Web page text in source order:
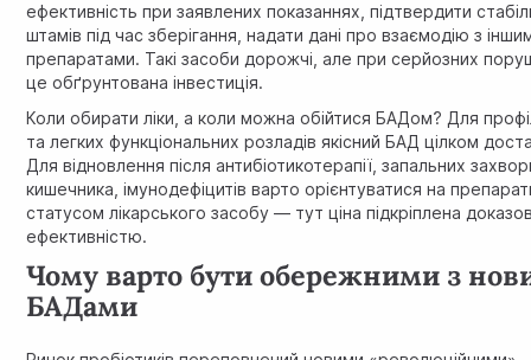
ефективність при заявлених показаннях, підтвердити
штамів під час зберігання, надати дані про взаємодію з
препаратами. Такі засоби дорожчі, але при серйозних
це обґрунтована інвестиція.
Коли обирати ліки, а коли можна обійтися БАДом? Для
та легких функціональних розладів якісний БАД цілком
Для відновлення після антибіотикотерапії, запальних
кишечника, імунодефіцитів варто орієнтуватися на
статусом лікарського засобу — тут ціна підкріплена
ефективністю.
Чому варто бути обережними з
БАДами